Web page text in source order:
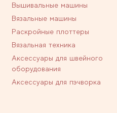
Вышивальные машины
Вязальные машины
Раскройные плоттеры
Вязальная техника
Аксессуары для швейного
оборудования
Аксессуары для пэчворка